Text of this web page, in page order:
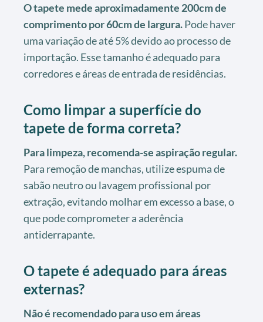
O tapete mede aproximadamente 200cm de
comprimento por 60cm de largura.Pode haver
uma variação de até 5% devido ao processo de
importação. Esse tamanho é adequado para
corredores e áreas de entrada de residências.
Como limpar a superfície do
tapete de forma correta?
Para limpeza, recomenda-se aspiração regular.
Para remoção de manchas, utilize espuma de
sabão neutro ou lavagem profissional por
extração, evitando molhar em excesso a base, o
que pode comprometer a aderência
antiderrapante.
O tapete é adequado para áreas
externas?
Não é recomendado para uso em áreas